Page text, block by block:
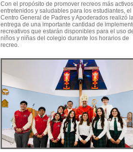
Con el propósito de promover recreos más
entretenidos y saludables para los estudiantes, el
Centro General de Padres y Apoderados realizó
entrega de una importante cantidad de
recreativos que estarán disponibles para el uso
niños y niñas del colegio durante los horarios de
recreo.